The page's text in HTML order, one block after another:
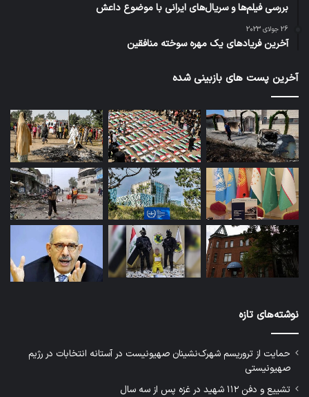
بررسی فیلم‌ها و سریال‌های ایرانی با موضوع داعش
26 جولای 2023
آخرین فریادهای یک مهره سوخته منافقین
آخرین پست های بازبینی شده
نوشته‌های تازه
حمایت از تروریسم شهرک‌نشینان صهیونیست در آستانه انتخابات در رژیم
صهیونیستی
تشییع و دفن ۱۱۲ شهید در غزه پس از سه سال